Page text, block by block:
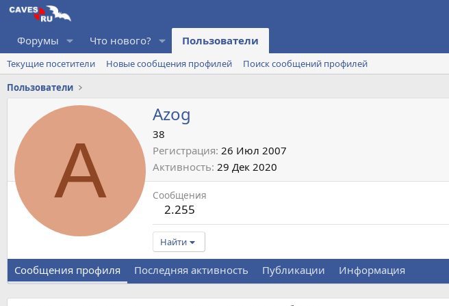
Форумы Что нового? Пользователи
Текущие посетители Новые сообщения профилей
Поиск сообщений профилей
Пользователи
A
Azog
38
Регистрация 26 Июл 2007
Активность 29 Дек 2020
Сообщения
2.255
Найти
Сообщения профиля Последняя активность Публикации Информация